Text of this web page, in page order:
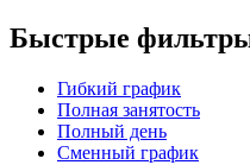
Быстрые
Гибкий график
Полная занятость
Полный день
Сменный график